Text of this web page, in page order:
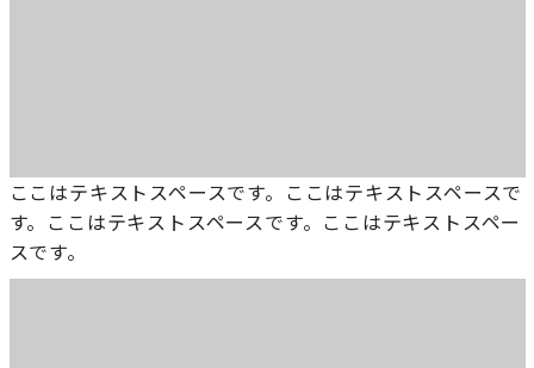
ここはテキストスペースです。ここはテキストスペースで
す。ここはテキストスペースです。ここはテキストスペー
スです。